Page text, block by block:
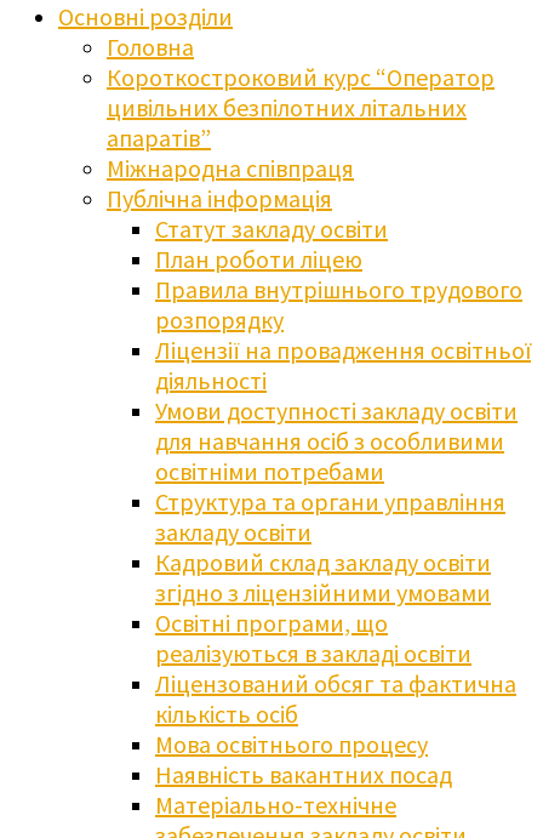
Основні розділи
Головна
Короткостроковий курс “Оператор
цивільних безпілотних літальних
апаратів”
Міжнародна співпраця
Публічна інформація
Статут закладу освіти
План роботи ліцею
Правила внутрішнього трудового
розпорядку
Ліцензії на провадження освітньої
діяльності
Умови доступності закладу освіти
для навчання осіб з особливими
освітніми потребами
Структура та органи управління
закладу освіти
Кадровий склад закладу освіти
згідно з ліцензійними умовами
Освітні програми, що
реалізуються в закладі освіти
Ліцензований обсяг та фактична
кількість осіб
Мова освітнього процесу
Наявність вакантних посад
Матеріально-технічне